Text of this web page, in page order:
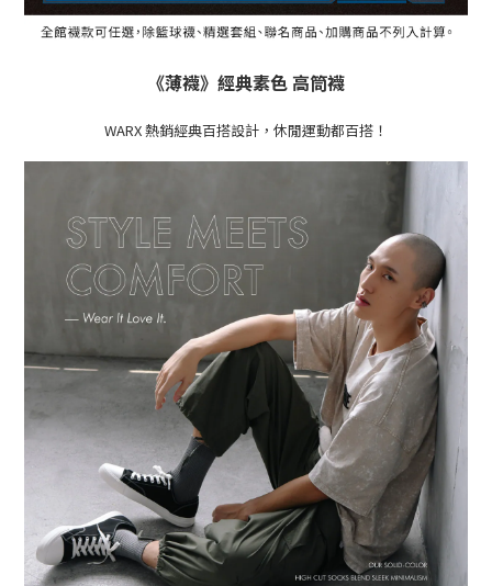
《薄襪》經典素色 高筒襪
WARX 熱銷經典百搭設計，休閒運動都百搭！